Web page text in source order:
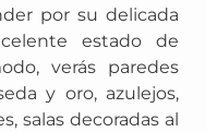
por su delicada
estado de
verás paredes
y oro, azulejos,
salas decoradas al